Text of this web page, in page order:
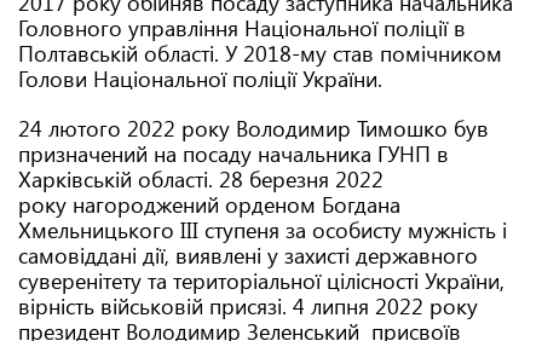
Головного управління Національної поліції в
Полтавській області. У 2018-му став помічником
Голови Національної поліції України.
24 лютого 2022 року Володимир Тимошко був
призначений на посаду начальника ГУНП в
Харківській області. 28 березня 2022
року нагороджений орденом Богдана
Хмельницького ІІІ ступеня за особисту мужність і
самовіддані дії, виявлені у захисті державного
суверенітету та територіальної цілісності України,
вірність військовій присязі. 4 липня 2022 року
президент Володимир Зеленський присвоїв